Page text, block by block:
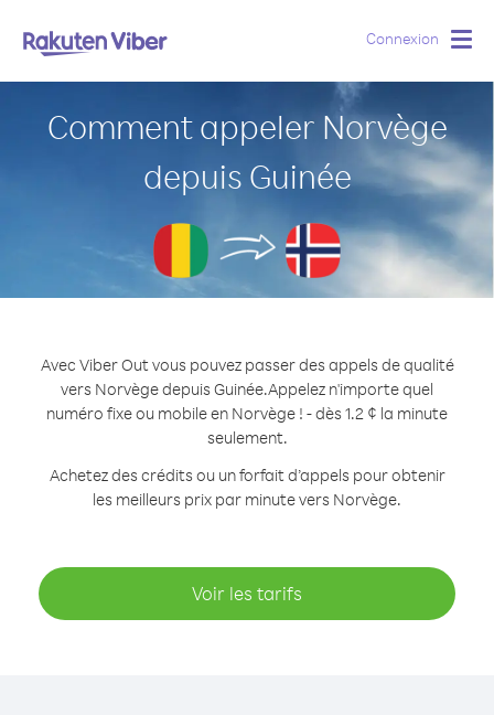
Connexion
Comment appeler Norvège
depuis Guinée
Avec Viber Out vous pouvez passer des appels de qualité
vers Norvège depuis Guinée.Appelez n'importe quel
numéro fixe ou mobile en Norvège ! - dès 1.2 ¢ la minute
seulement.
Achetez des crédits ou un forfait d’appels pour obtenir
les meilleurs prix par minute vers Norvège.
Voir les tarifs